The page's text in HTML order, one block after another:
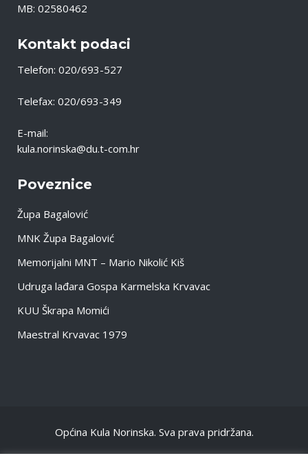
MB: 02580462
Kontakt podaci
Telefon: 020/693-527
Telefax: 020/693-349
E-mail:
kula.norinska@du.t-com.hr
Poveznice
Župa Bagalović
MNK Župa Bagalović
Memorijalni MNT – Mario Nikolić Kiš
Udruga lađara Gospa Karmelska Krvavac
KUU Škrapa Momići
Maestral Krvavac 1979
Općina Kula Norinska. Sva prava pridržana.